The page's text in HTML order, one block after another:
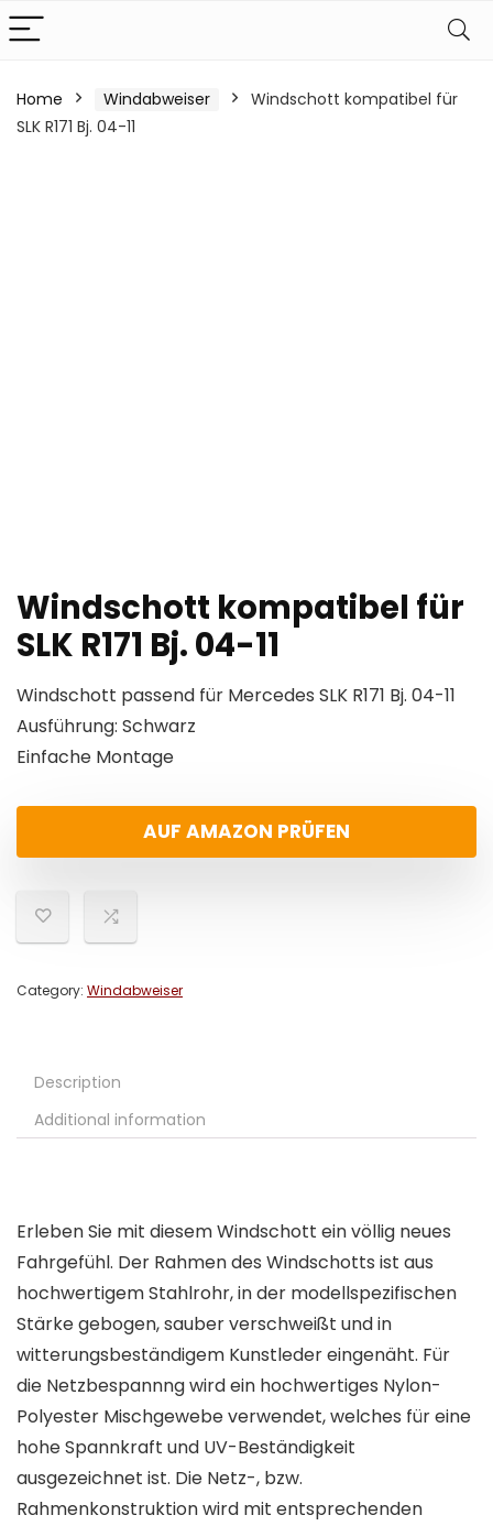
Home Windabweiser
Windschott kompatibel für
SLK R171 Bj. 04-11
Windschott kompatibel für
SLK R171 Bj. 04-11
Windschott passend für Mercedes SLK R171 Bj. 04-11
Ausführung: Schwarz
Einfache Montage
AUF AMAZON PRÜFEN
Category: Windabweiser
Description
Additional information
Erleben Sie mit diesem Windschott ein völlig neues
Fahrgefühl. Der Rahmen des Windschotts ist aus
hochwertigem Stahlrohr, in der modellspezifischen
Stärke gebogen, sauber verschweißt und in
witterungsbeständigem Kunstleder eingenäht. Für
die Netzbespannng wird ein hochwertiges Nylon-
Polyester Mischgewebe verwendet, welches für eine
hohe Spannkraft und UV-Beständigkeit
ausgezeichnet ist. Die Netz-, bzw.
Rahmenkonstruktion wird mit entsprechenden